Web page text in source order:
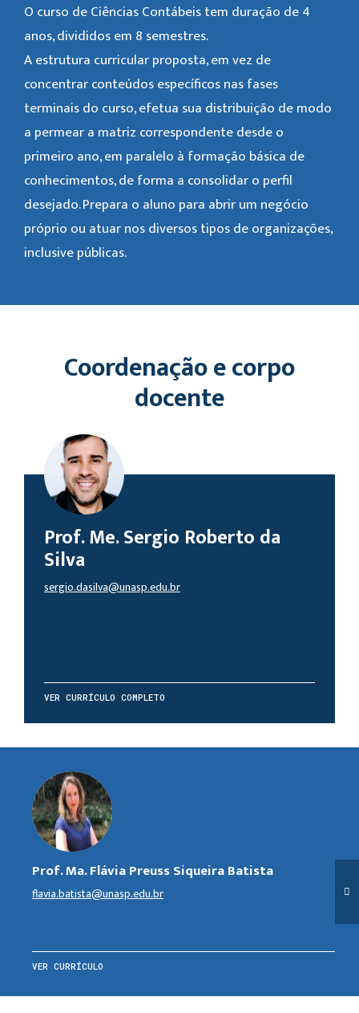
O curso de Ciências Contábeis tem duração de 4
anos, divididos em 8 semestres.
A estrutura curricular proposta, em vez de
concentrar conteúdos específicos nas fases
terminais do curso, efetua sua distribuição de modo
a permear a matriz correspondente desde o
primeiro ano, em paralelo à formação básica de
conhecimentos, de forma a consolidar o perfil
desejado. Prepara o aluno para abrir um negócio
próprio ou atuar nos diversos tipos de organizações,
inclusive públicas.
Coordenação e corpo
docente
Prof. Me. Sergio Roberto da
Silva
sergio.dasilva@unasp.edu.br
VER CURRÍCULO COMPLETO
Prof. Ma. Flávia Preuss Siqueira Batista
flavia.batista@unasp.edu.br
VER CURRÍCULO